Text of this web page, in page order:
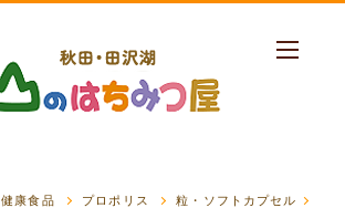
健康食品 プロポリス
粒・ソフトカプセル